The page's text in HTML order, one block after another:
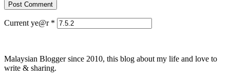
Current ye@r *
Malaysian Blogger since 2010, this blog about my life and love to
write & sharing.